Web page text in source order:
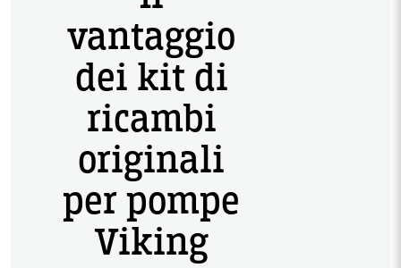
vantaggio
dei kit di
ricambi
originali
per pompe
Viking